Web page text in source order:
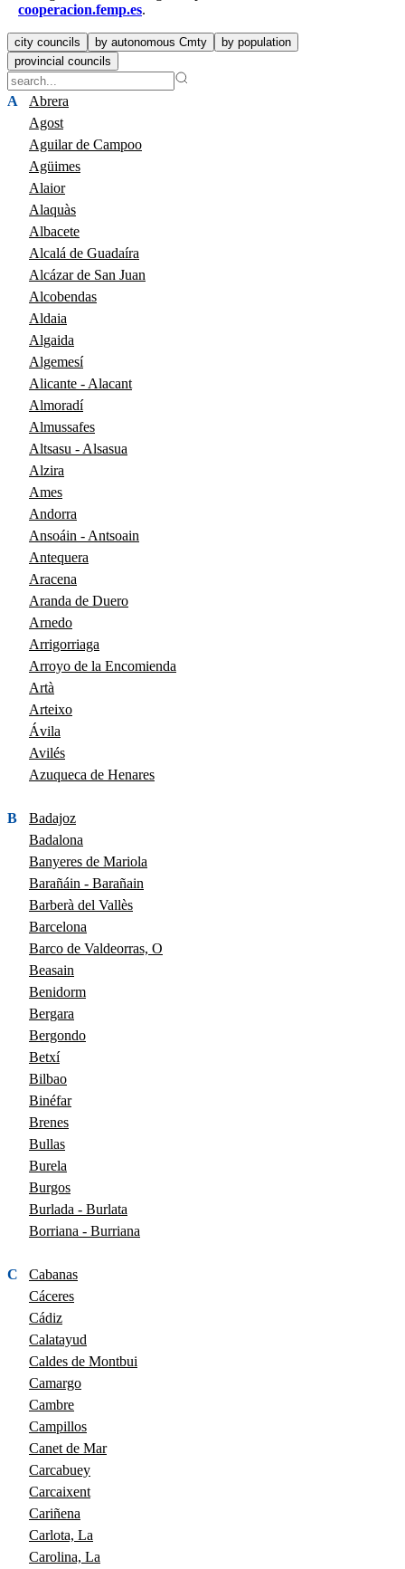
cooperacion.femp.es.
city councils by autonomous Cmty
by population
provincial councils
A
Abrera
Agost
Aguilar de Campoo
Agüimes
Alaior
Alaquàs
Albacete
Alcalá de Guadaíra
Alcázar de San Juan
Alcobendas
Aldaia
Algaida
Algemesí
Alicante - Alacant
Almoradí
Almussafes
Altsasu - Alsasua
Alzira
Ames
Andorra
Ansoáin - Antsoain
Antequera
Aracena
Aranda de Duero
Arnedo
Arrigorriaga
Arroyo de la Encomienda
Artà
Arteixo
Ávila
Avilés
Azuqueca de Henares
B
Badajoz
Badalona
Banyeres de Mariola
Barañáin - Barañain
Barberà del Vallès
Barcelona
Barco de Valdeorras, O
Beasain
Benidorm
Bergara
Bergondo
Betxí
Bilbao
Binéfar
Brenes
Bullas
Burela
Burgos
Burlada - Burlata
Borriana - Burriana
C
Cabanas
Cáceres
Cádiz
Calatayud
Caldes de Montbui
Camargo
Cambre
Campillos
Canet de Mar
Carcabuey
Carcaixent
Cariñena
Carlota, La
Carolina, La